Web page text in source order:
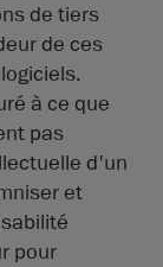
de tiers
de ces
à ce que
pas
d'un
et
pour